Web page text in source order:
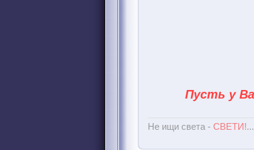
Пусть у
Не ищи света - СВЕТИ!